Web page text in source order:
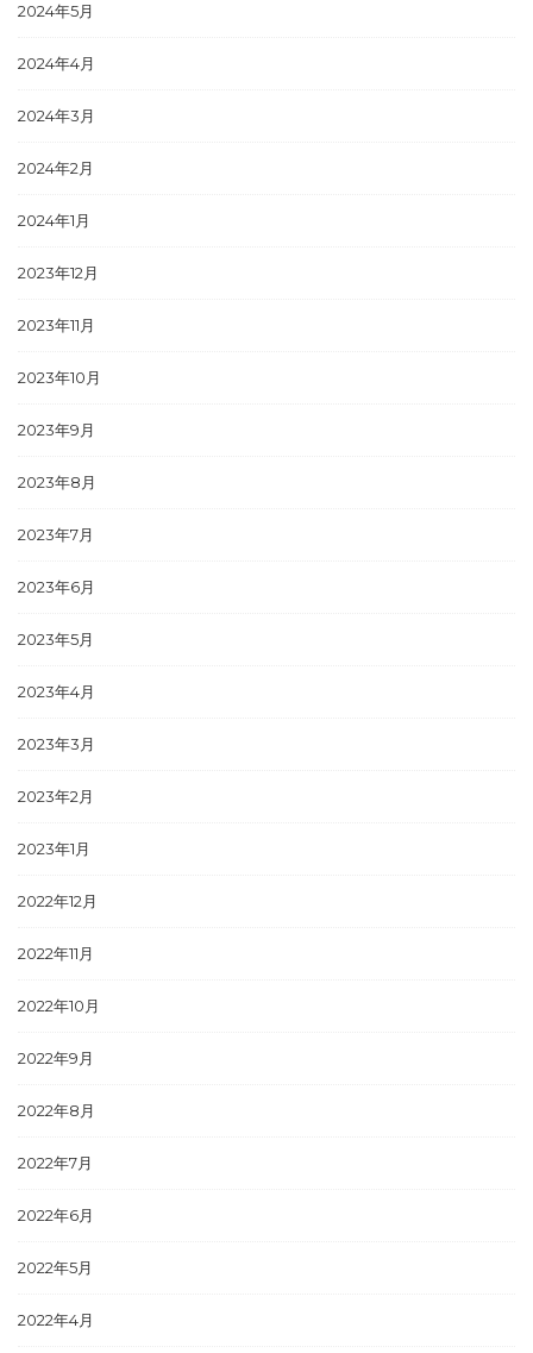
2024年5月
2024年4月
2024年3月
2024年2月
2024年1月
2023年12月
2023年11月
2023年10月
2023年9月
2023年8月
2023年7月
2023年6月
2023年5月
2023年4月
2023年3月
2023年2月
2023年1月
2022年12月
2022年11月
2022年10月
2022年9月
2022年8月
2022年7月
2022年6月
2022年5月
2022年4月